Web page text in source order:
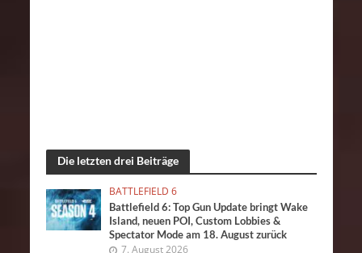
Die letzten drei Beiträge
BATTLEFIELD 6
Battlefield 6: Top Gun Update bringt Wake
Island, neuen POI, Custom Lobbies &
Spectator Mode am 18. August zurück
7. August 2026